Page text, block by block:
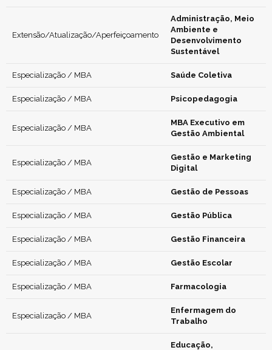
Extensão/Atualização/Aperfeiçoamento
Administração, Meio
Ambiente e
Desenvolvimento
Sustentável
Especialização / MBA Saúde Coletiva
Especialização / MBA Psicopedagogia
Especialização / MBA
MBA Executivo em
Gestão Ambiental
Especialização / MBA
Gestão e Marketing
Digital
Especialização / MBA Gestão de Pessoas
Especialização / MBA Gestão Pública
Especialização / MBA Gestão Financeira
Especialização / MBA Gestão Escolar
Especialização / MBA Farmacologia
Especialização / MBA
Enfermagem do
Trabalho
Educação,